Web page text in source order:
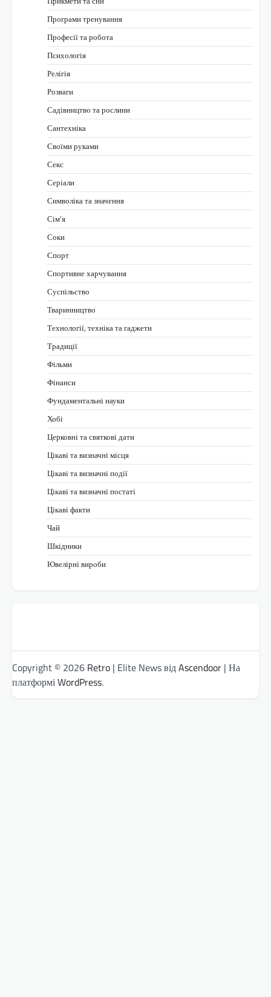
Програми тренування
Професії та робота
Психологія
Релігія
Розваги
Садівництво та рослини
Сантехніка
Своїми руками
Секс
Серіали
Символіка та значення
Сім’я
Соки
Спорт
Спортивне харчування
Суспільство
Тваринництво
Технології, техніка та гаджети
Традиції
Фільми
Фінанси
Фундаментальні науки
Хобі
Церковні та святкові дати
Цікаві та визначні місця
Цікаві та визначні події
Цікаві та визначні постаті
Цікаві факти
Чай
Шкідники
Ювелірні вироби
Copyright © 2026 Retro | Elite News відAscendoor | На
платформіWordPress.